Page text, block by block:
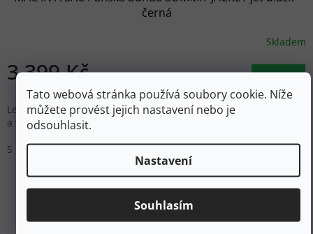
Tato webová stránka používá soubory cookie. Níže
můžete provést jejich nastavení nebo je
odsouhlasit.
Nastavení
Souhlasím
černá
Skladem
3 399 Kč DETAIL
Lehká, sbalitelná péřovka Summit zahřeje v chladnějším počasí
a vejde se do každého batohu.
S
M L XL
ZOBRAZIT VŠECHNY PODOBNÉ PRODUKTY